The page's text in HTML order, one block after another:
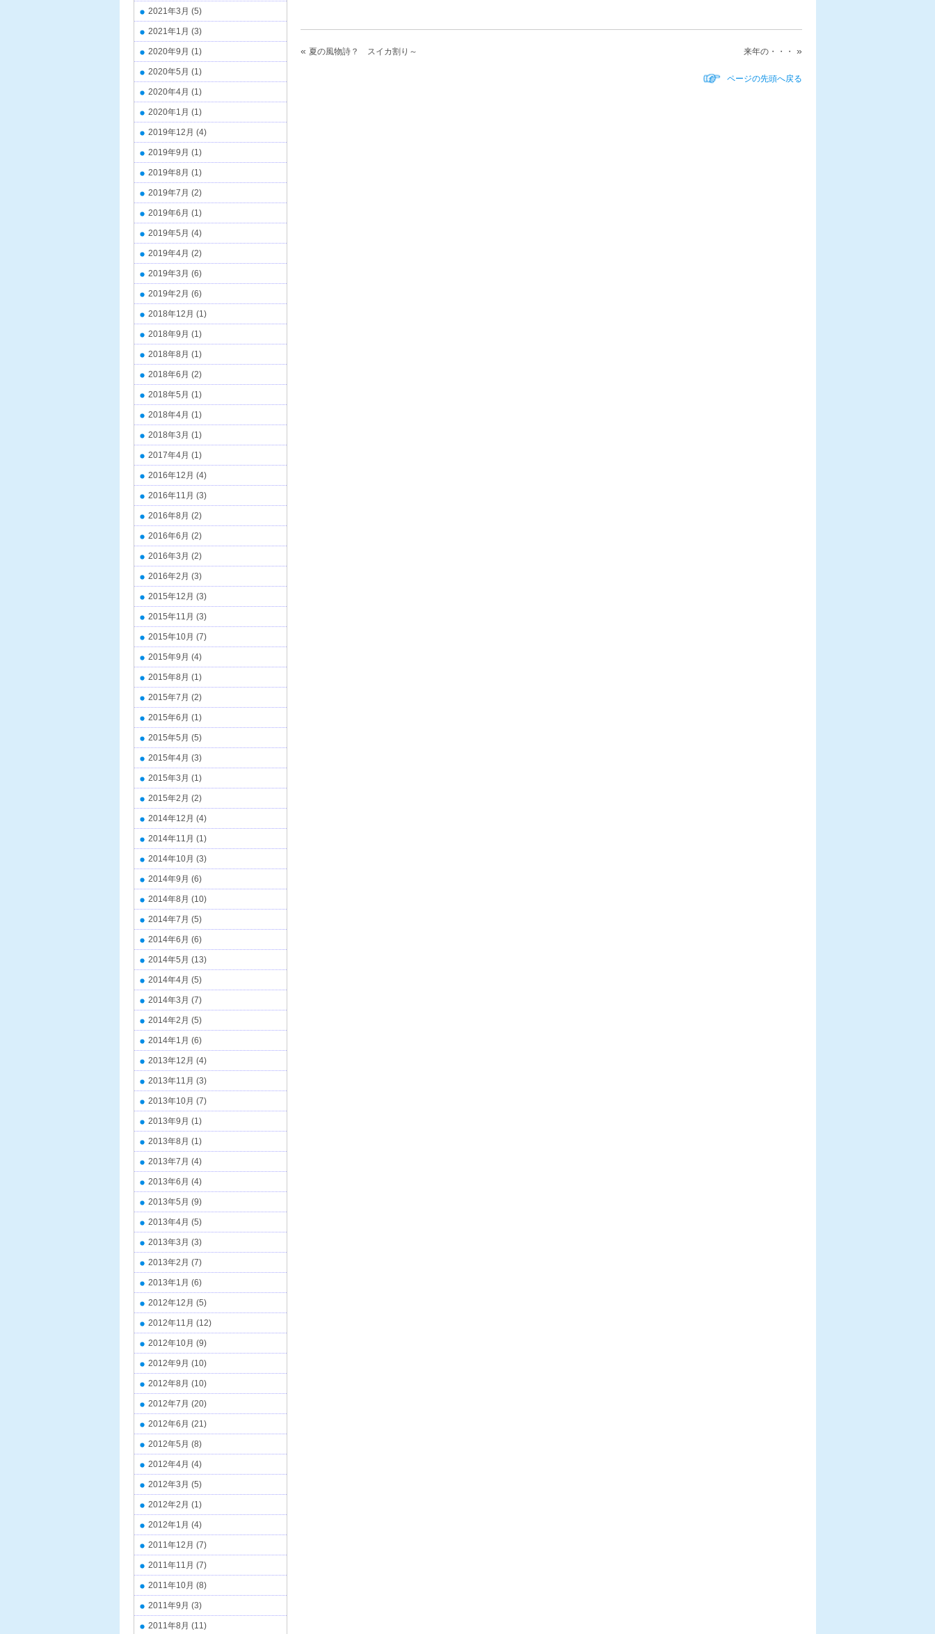
« 夏の風物詩？ スイカ割り～ 来年の・・・ »
ページの先頭へ戻る
2021年3月 (5)
2021年1月 (3)
2020年9月 (1)
2020年5月 (1)
2020年4月 (1)
2020年1月 (1)
2019年12月 (4)
2019年9月 (1)
2019年8月 (1)
2019年7月 (2)
2019年6月 (1)
2019年5月 (4)
2019年4月 (2)
2019年3月 (6)
2019年2月 (6)
2018年12月 (1)
2018年9月 (1)
2018年8月 (1)
2018年6月 (2)
2018年5月 (1)
2018年4月 (1)
2018年3月 (1)
2017年4月 (1)
2016年12月 (4)
2016年11月 (3)
2016年8月 (2)
2016年6月 (2)
2016年3月 (2)
2016年2月 (3)
2015年12月 (3)
2015年11月 (3)
2015年10月 (7)
2015年9月 (4)
2015年8月 (1)
2015年7月 (2)
2015年6月 (1)
2015年5月 (5)
2015年4月 (3)
2015年3月 (1)
2015年2月 (2)
2014年12月 (4)
2014年11月 (1)
2014年10月 (3)
2014年9月 (6)
2014年8月 (10)
2014年7月 (5)
2014年6月 (6)
2014年5月 (13)
2014年4月 (5)
2014年3月 (7)
2014年2月 (5)
2014年1月 (6)
2013年12月 (4)
2013年11月 (3)
2013年10月 (7)
2013年9月 (1)
2013年8月 (1)
2013年7月 (4)
2013年6月 (4)
2013年5月 (9)
2013年4月 (5)
2013年3月 (3)
2013年2月 (7)
2013年1月 (6)
2012年12月 (5)
2012年11月 (12)
2012年10月 (9)
2012年9月 (10)
2012年8月 (10)
2012年7月 (20)
2012年6月 (21)
2012年5月 (8)
2012年4月 (4)
2012年3月 (5)
2012年2月 (1)
2012年1月 (4)
2011年12月 (7)
2011年11月 (7)
2011年10月 (8)
2011年9月 (3)
2011年8月 (11)